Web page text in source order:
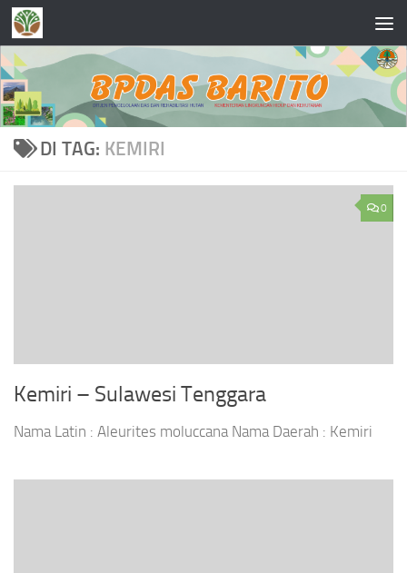
Skip to content
DI TAG: KEMIRI
0
Kemiri – Sulawesi Tenggara
Nama Latin : Aleurites moluccana Nama Daerah : Kemiri